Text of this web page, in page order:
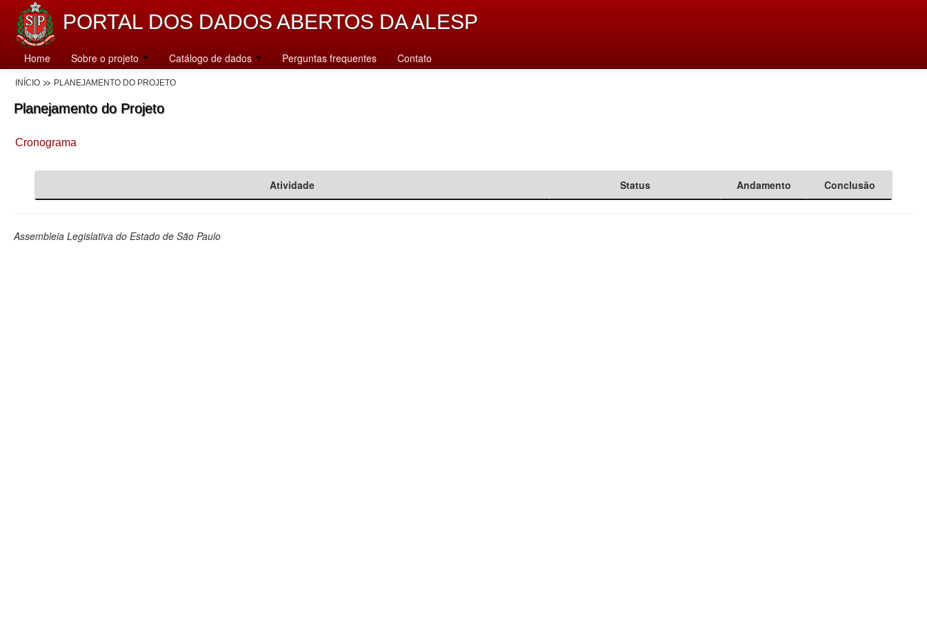
PORTAL DOS DADOS ABERTOS DA ALESP
Home Sobre o projeto Catálogo de dados Perguntas frequentes Contato
INÍCIO PLANEJAMENTO DO PROJETO
Planejamento do Projeto
Cronograma
Atividade Status Andamento Conclusão
Assembleia Legislativa do Estado de São Paulo